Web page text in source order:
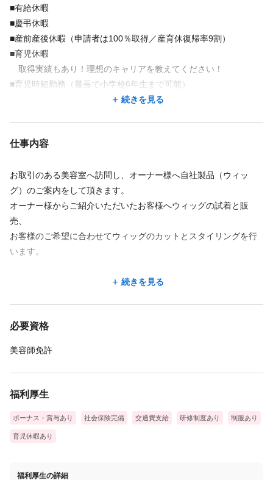
■有給休暇
■慶弔休暇
■産前産後休暇（申請者は100％取得／産育休復帰率9割）
■育児休暇
取得実績もあり！理想のキャリアを教えてください！
■育児時短勤務（最長で小学校6年生まで可能）
■時間単位休暇
続きを見る
仕事内容
お取引のある美容室へ訪問し、オーナー様へ自社製品（ウィッ
グ）のご案内をして頂きます。
オーナー様からご紹介いただいたお客様へウィッグの試着と販
売、
お客様のご希望に合わせてウィッグのカットとスタイリングを行
います。
ウィッグでお客様の髪のニーズに応えることができたときにいた
績に繋がっていきます。
続きを見る
必要資格
美容師免許
福利厚生
ボーナス・賞与あり 社会保険完備 交通費支給 研修制度あり 制服あり
育児休暇あり
福利厚生の詳細